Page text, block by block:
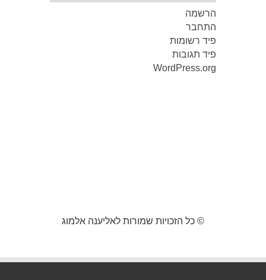
הרשמה
התחבר
פיד רשומות
פיד תגובות
WordPress.org
© כל הזכויות שמורות לאליענה אלמוג